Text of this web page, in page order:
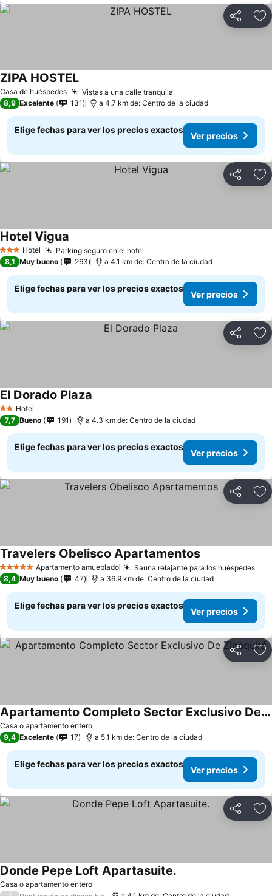
Compartir
Casa de huéspedes Vistas a una calle tranquila
ZIPA HOSTELVer precios
8,9 Excelente 131 a 4.7 km de: Centro de la ciudad
Elige fechas para ver los precios exactos
Ver precios
Compartir
3 Estrellas
Hotel Parking seguro en el hotel
Hotel Vigua
8,1 Muy bueno 263 a 4.1 km de: Centro de la ciudad
Elige fechas para ver los precios exactos
Ver precios
Compartir
2 Estrellas
Hotel
El Dorado Plaza
7,7 Bueno 191 a 4.3 km de: Centro de la ciudad
Elige fechas para ver los precios exactos
Ver precios
Compartir
5 Estrellas Apartamento amueblado Sauna relajante para los huéspedes
Travelers Obelisco ApartamentosVer precios
8,4 Muy bueno 47 a 36.9 km de: Centro de la ciudad
Elige fechas para ver los precios exactos
Ver precios
Compartir
Casa o apartamento entero
Apartamento Completo Sector Exclusivo De Zipaquirá
Ver precios
9,4 Excelente 17 a 5.1 km de: Centro de la ciudad
Elige fechas para ver los precios exactos
Ver precios
Compartir
Casa o apartamento entero
Donde Pepe Loft Apartasuite.